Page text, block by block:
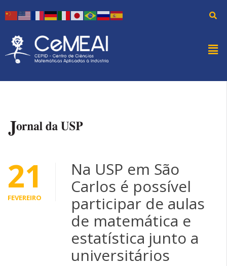
21
FEVEREIRO
Na USP em São
Carlos é possível
participar de aulas
de matemática e
estatística junto a
universitários